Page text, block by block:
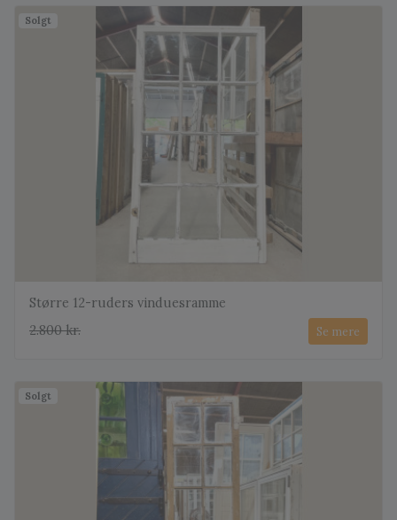
Solgt
Større 12-ruders vinduesramme
2.800 kr.
Se mere
Solgt